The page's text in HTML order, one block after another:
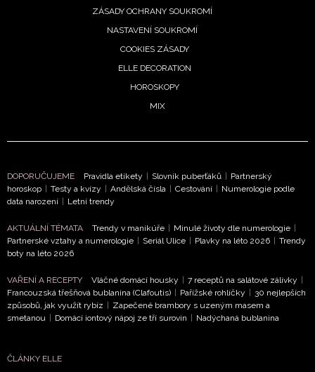
ZÁSADY OCHRANY SOUKROMÍ
NASTAVENÍ SOUKROMÍ
COOKIES ZÁSADY
ELLE DECORATION
HOROSKOPY
MIX
DOPORUČUJEME Pravidla etikety | Slovník puberťáků | Partnerský
horoskop | Testy a kvízy | Andělská čísla | Cestování | Numerologie podle
data narození | Letní trendy
AKTUÁLNÍ TÉMATA Trendy v manikúře | Minulé životy dle numerologie |
Partnerské vztahy a numerologie | Seriál Ulice | Plavky na léto 2026 | Trendy
boty na léto 2026
VAŘENÍ A RECEPTY Vláčné domácí housky | 7 receptů na salátové zálivky |
Francouzská třešňová bublanina (Clafoutis) | Pařížské rohlíčky | 30 nejlepších
způsobů, jak využít rybíz | Zapečené brambory s uzeným masem a
smetanou | Domácí iontový nápoj ze tří surovin | Nadýchaná bublanina
ČLÁNKY ELLE